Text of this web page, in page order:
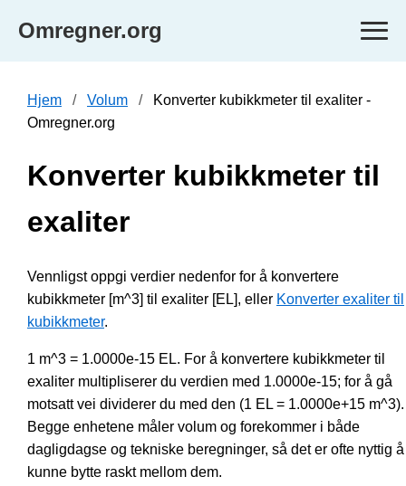
Omregner.org
Hjem Volum
Konverter kubikkmeter til exaliter -
Omregner.org
Konverter kubikkmeter til
exaliter
Vennligst oppgi verdier nedenfor for å konvertere
kubikkmeter [m^3] til exaliter [EL], eller Konverter exaliter til
kubikkmeter.
1 m^3 = 1.0000e-15 EL. For å konvertere kubikkmeter til
exaliter multipliserer du verdien med 1.0000e-15; for å gå
motsatt vei dividerer du med den (1 EL = 1.0000e+15 m^3).
Begge enhetene måler volum og forekommer i både
dagligdagse og tekniske beregninger, så det er ofte nyttig å
kunne bytte raskt mellom dem.